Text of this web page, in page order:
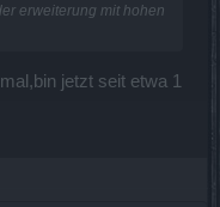
erweiterung mit hohen
jetzt seit etwa 1